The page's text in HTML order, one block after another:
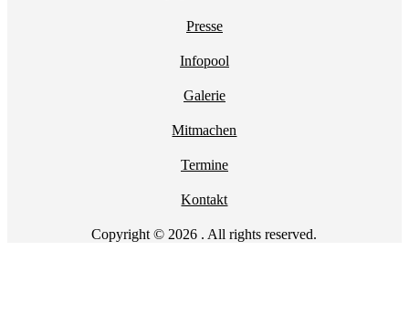
Presse
Infopool
Galerie
Mitmachen
Termine
Kontakt
Copyright © 2026 . All rights reserved.